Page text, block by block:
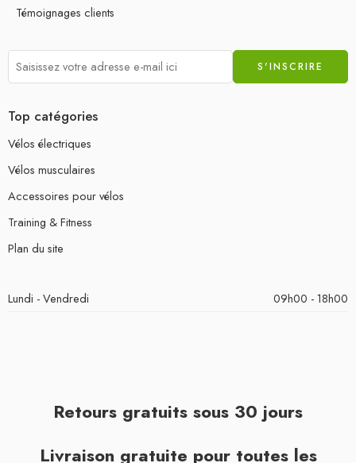
Témoignages clients
Top catégories
Vélos électriques
Vélos musculaires
Accessoires pour vélos
Training & Fitness
Plan du site
Lundi - Vendredi 09h00 - 18h00
Retours gratuits sous 30 jours
Livraison gratuite pour toutes les